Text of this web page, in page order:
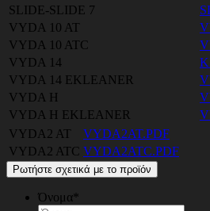
SLIDE-SLIDE 7
VYDA 10 AT
VYDA 10 ATC
VYDA 14
VYDA 14 EKLEANER
VYDA H
VYDA H EKLEANER
VYDA2 AT
VYDA2AT.PDF
VYDA2 ATC VYDA2ATC.PDF
Ρωτήστε σχετικά με το προϊόν
Όνομα*